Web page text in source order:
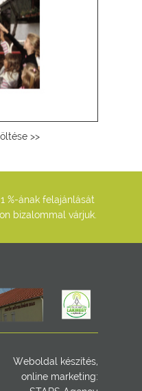
>>
%-ának felajánlását
bizalommal várjuk.
Weboldal készítés,
online marketing: